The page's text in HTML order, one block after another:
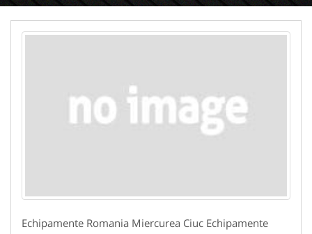
Echipamente Romania Miercurea Ciuc Echipamente